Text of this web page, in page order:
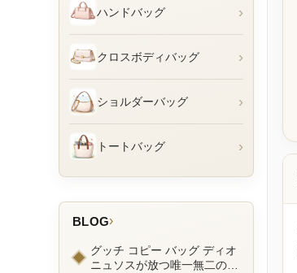
ハンドバッグ ›
クロスボディバッグ ›
ショルダーバッグ ›
トートバッグ ›
BLOG›
グッチ コピー バッグ ディオ
ニュソスが放つ唯一無二の魅